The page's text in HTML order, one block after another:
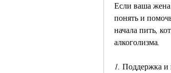
Если ваша
понять и
начала пить,
алкоголизма.
1. Поддержка